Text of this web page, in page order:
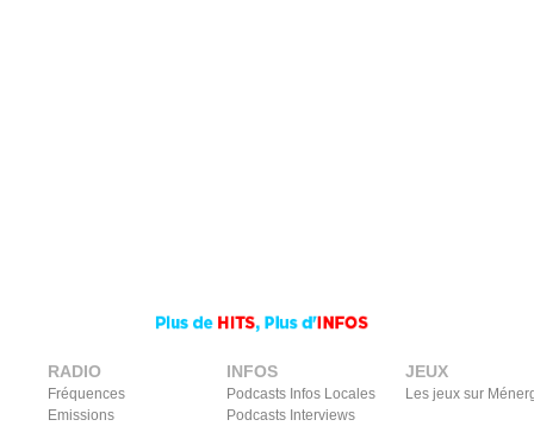
RADIO
Fréquences
Emissions
INFOS
Podcasts Infos Locales
Podcasts Interviews
JEUX
Les jeux sur